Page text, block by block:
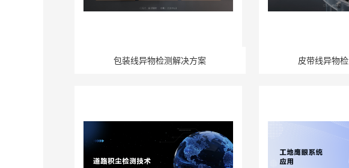
包装线异物检测解决方案 皮带线异物